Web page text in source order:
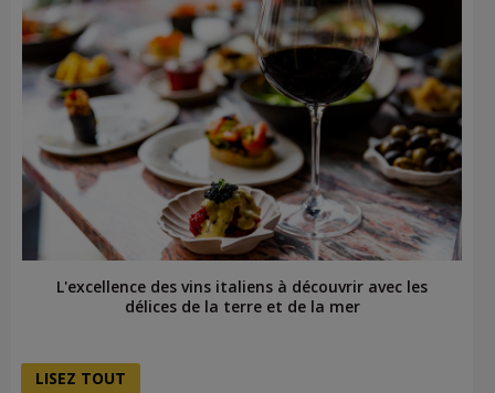
L'excellence des vins italiens à découvrir avec les
délices de la terre et de la mer
LISEZ TOUT